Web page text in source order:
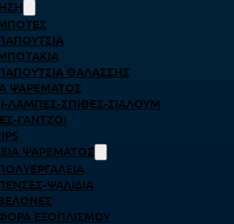
ΘΑΛΆΣΣΗΣ
ΨΑΡΈΜΑΤΟΣ
ΛΆΜΠΕΣ-ΣΠΊΘΕΣ-ΣΊΑΛΟΥΜ
ΓΆΝΤΖΟΙ
ΨΑΡΈΜΑΤΟΣ
ΨΑΛΊΔΙΑ
ΕΞΟΠΛΙΣΜΟΎ